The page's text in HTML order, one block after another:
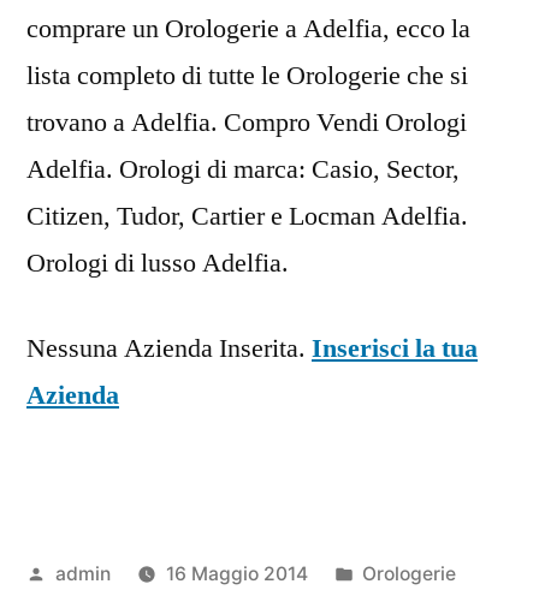
comprare un Orologerie a Adelfia, ecco la
lista completo di tutte le Orologerie che si
trovano a Adelfia. Compro Vendi Orologi
Adelfia. Orologi di marca: Casio, Sector,
Citizen, Tudor, Cartier e Locman Adelfia.
Orologi di lusso Adelfia.
Nessuna Azienda Inserita. Inserisci la tua
Azienda
Pubblicato
admin 16 Maggio 2014
Pubblicato
Orologerie